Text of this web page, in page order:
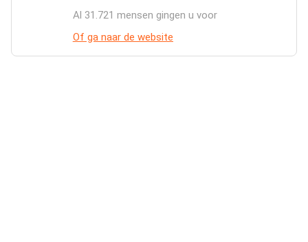
Al 31.721 mensen gingen u voor
Of ga naar de website